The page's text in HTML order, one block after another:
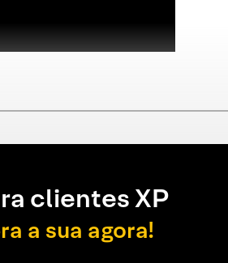
clientes XP
a sua agora!